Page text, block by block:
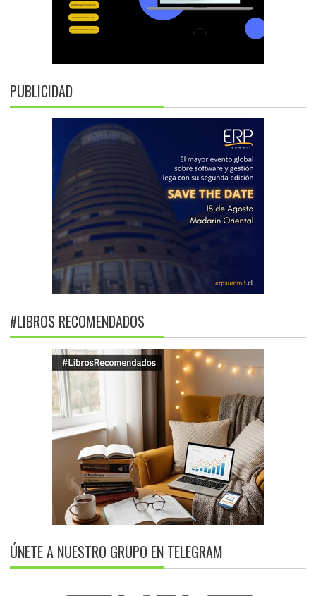
PUBLICIDAD
#LIBROS RECOMENDADOS
ÚNETE A NUESTRO GRUPO EN TELEGRAM